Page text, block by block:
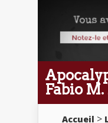
Fabio
Accueil